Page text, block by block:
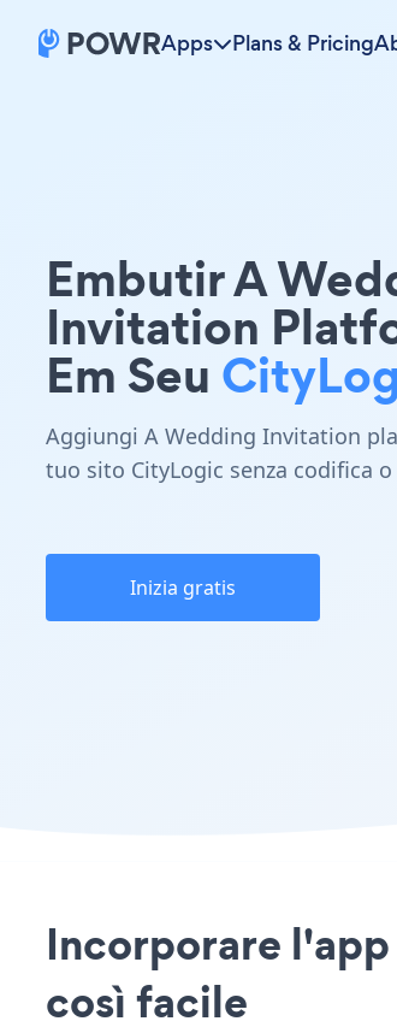
Apps Plans & Pricing
Embutir A
Invitation
Em Seu
Aggiungi A Wedding Invitation
tuo sito CityLogic senza codifica
Inizia gratis
Incorporare
così facile